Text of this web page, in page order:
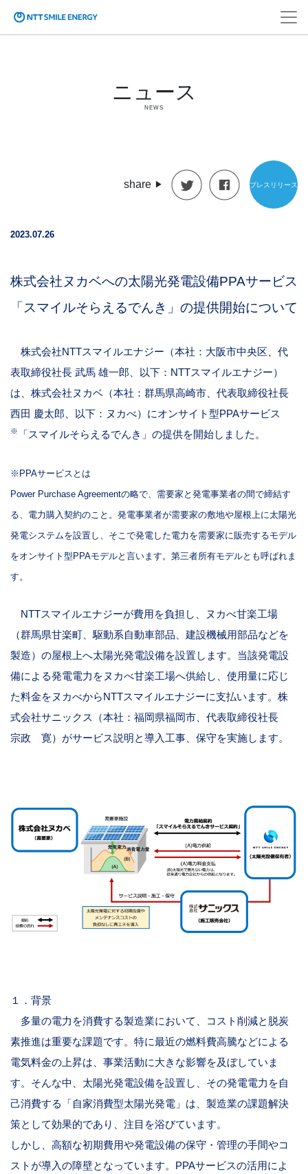
ニュース
NEWS
share プレスリリース
2023.07.26
株式会社ヌカベへの太陽光発電設備PPAサービス
「スマイルそらえるでんき」の提供開始について
株式会社NTTスマイルエナジー（本社：大阪市中央区、代
表取締役社長 武馬 雄一郎、以下： NTTスマイルエナジー）
は、株式会社ヌカベ（本社：群馬県高崎市、代表取締役社長
西田 慶太郎、以下：ヌカべ）にオンサイト型PPAサービス
※ 「スマイルそらえるでんき」の提供を開始しました。
※PPAサービスとは
Power Purchase Agreementの略で、需要家と発電事業者の間で締結す
る、電力購入契約のこと。発電事業者が需要家の敷地や屋根上に太陽光
発電システムを設置し、そこで発電した電力を需要家に販売するモデル
をオンサイト型PPAモデルと言います。第三者所有モデルとも呼ばれま
す。
NTTスマイルエナジーが費用を負担し、ヌカべ甘楽工場
（群馬県甘楽町、駆動系自動車部品、建設機械用部品などを
製造）の屋根上へ太陽光発電設備を設置します。当該発電設
備による発電電力をヌカべ甘楽工場へ供給し、使用量に応じ
た料金をヌカべからNTTスマイルエナジーに支払います。株
式会社サニックス（本社：福岡県福岡市、代表取締役社長
宗政 寛）がサービス説明と導入工事、保守を実施します。
１．背景
多量の電力を消費する製造業において、コスト削減と脱炭
素推進は重要な課題です。特に最近の燃料費高騰などによる
電気料金の上昇は、事業活動に大きな影響を及ぼしていま
す。そんな中、太陽光発電設備を設置し、その発電電力を自
己消費する「自家消費型太陽光発電」は、製造業の課題解決
策として効果的であり、注目を浴びています。
しかし、高額な初期費用や発電設備の保守・管理の手間やコ
ストが導入の障壁となっています。 PPAサービスの活用によ